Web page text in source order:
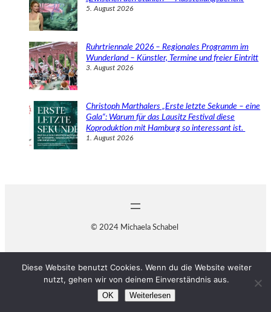
5. August 2026
Ruhrtriennale 2026 – Regionales Programm im
Wunderland – Künstler, Termine und freier Eintritt
3. August 2026
Christoph Marthalers „Erste letzte Sekunde – eine
Gala“: Warum für das Lausitz Festival diese
Koproduktion mit Hamburg so interessant ist.
1. August 2026
© 2024 Michaela Schabel
Diese Website benutzt Cookies. Wenn du die Website weiter
nutzt, gehen wir von deinem Einverständnis aus.
OK Weiterlesen